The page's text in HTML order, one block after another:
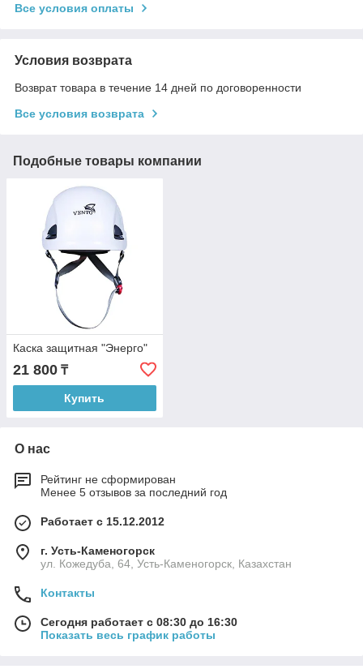
Все условия оплаты
Условия возврата
Возврат товара в течение 14 дней по договоренности
Все условия возврата
Подобные товары компании
Каска защитная "Энерго"
21 800 ₸
Купить
О нас
Рейтинг не сформирован
Менее 5 отзывов за последний год
Работает с 15.12.2012
г. Усть-Каменогорск
ул. Кожедуба, 64, Усть-Каменогорск, Казахстан
Контакты
Сегодня работает с 08:30 до 16:30
Показать весь график работы